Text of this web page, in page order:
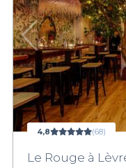
4,8 (68)
Le Rouge à